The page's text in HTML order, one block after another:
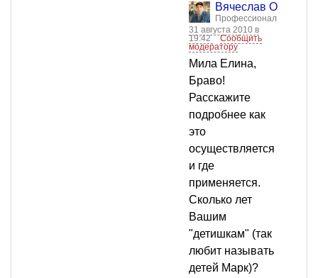
Вячеслав Озеров
Профессионал
31 августа 2010 в
19:42
Сообщить
модератору
Мила Елина,
Браво!
Расскажите
подробнее как
это
осуществляется
и где
применяется.
Сколько лет
Вашим
"детишкам" (так
любит называть
детей Марк)?